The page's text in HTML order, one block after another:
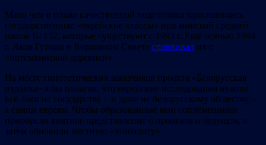
Мало чем в плане качественной подготовки прославились
государственные «еврейские классы» при минской средней
школе № 132, которые существуют с 1993 г. Ещё осенью 1994
г. Яков Гутман в Верховном Совете сравнивал их с
«потёмкинской деревней».
На месте гипотетических заказчиков проекта «Белорусская
иудаика» я бы полагал, что еврейские исследования нужны
всё-таки не государству – и даже не белорусскому обществу –
а самим евреям. Чтобы образованные мои соплеменники
приобрели внятное представление о прошлом и будущем, а
затем обновили местную «этноэлиту».